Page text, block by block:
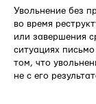
Увольнение без
во время
или завершения
ситуациях
том, что
не с его